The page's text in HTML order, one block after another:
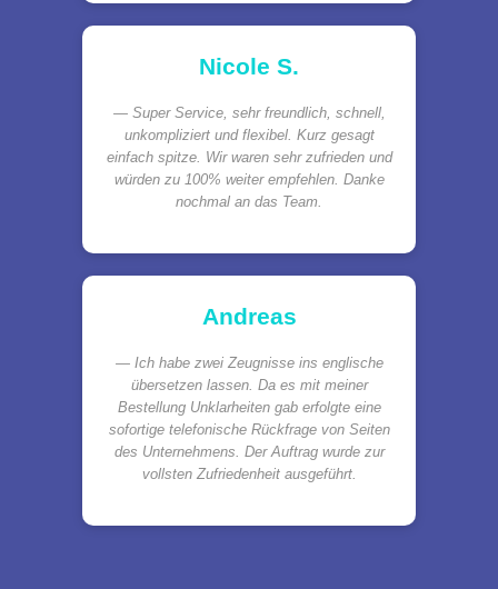
Nicole S.
Super Service, sehr freundlich, schnell,
unkompliziert und flexibel. Kurz gesagt
einfach spitze. Wir waren sehr zufrieden und
würden zu 100% weiter empfehlen. Danke
nochmal an das Team.
Andreas
Ich habe zwei Zeugnisse ins englische
übersetzen lassen. Da es mit meiner
Bestellung Unklarheiten gab erfolgte eine
sofortige telefonische Rückfrage von Seiten
des Unternehmens. Der Auftrag wurde zur
vollsten Zufriedenheit ausgeführt.